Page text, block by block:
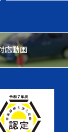
応動画